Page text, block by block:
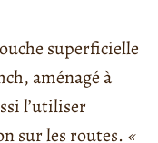
superficielle
aménagé à
l’utiliser
sur les routes. «